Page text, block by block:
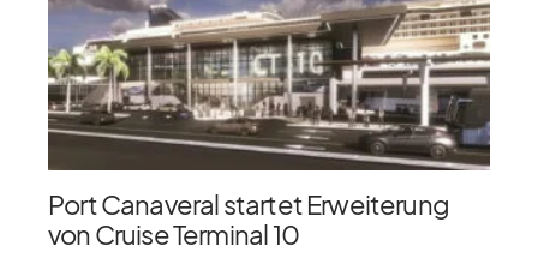
Port Canaveral startet Erweiterung
von Cruise Terminal 10